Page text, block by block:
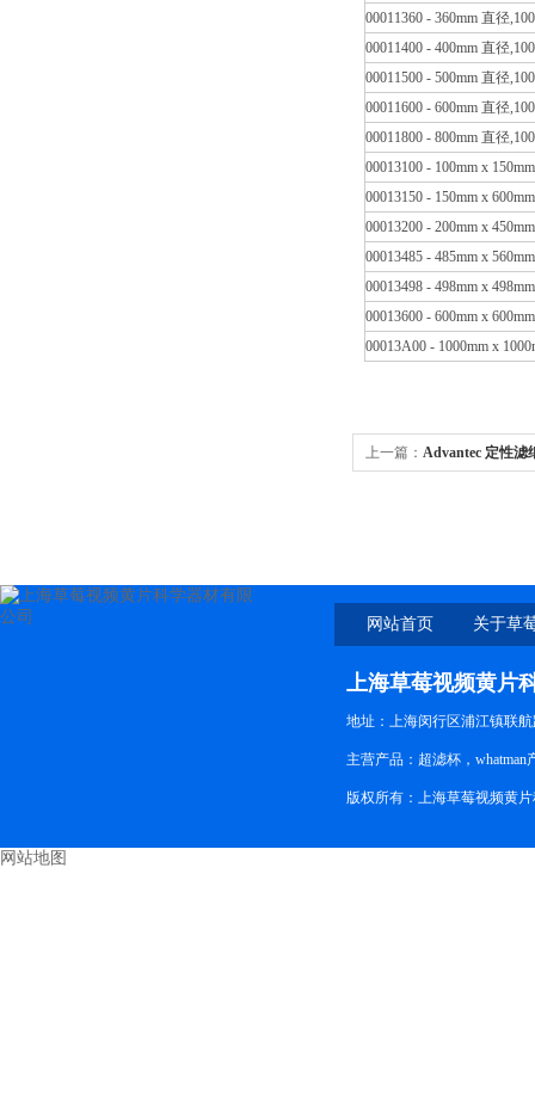
00011360 - 360mm 直径
00011400 - 400mm 直径
00011500 - 500mm 直径
00011600 - 600mm 直径
00011800 - 800mm 直径
00013100 - 100mm x
00013150 - 150mm x
00013200 - 200mm x
00013485 - 485mm x
00013498 - 498mm x
00013600 - 600mm x
00013A00 - 1000mm x
上一篇： Advantec 定性滤纸
网站首页 关于草
上海草莓视频黄片
地址：上海闵行区浦江镇联
主营产品：超滤杯，whatman产
版权所有：上海草莓视频黄
网站地图